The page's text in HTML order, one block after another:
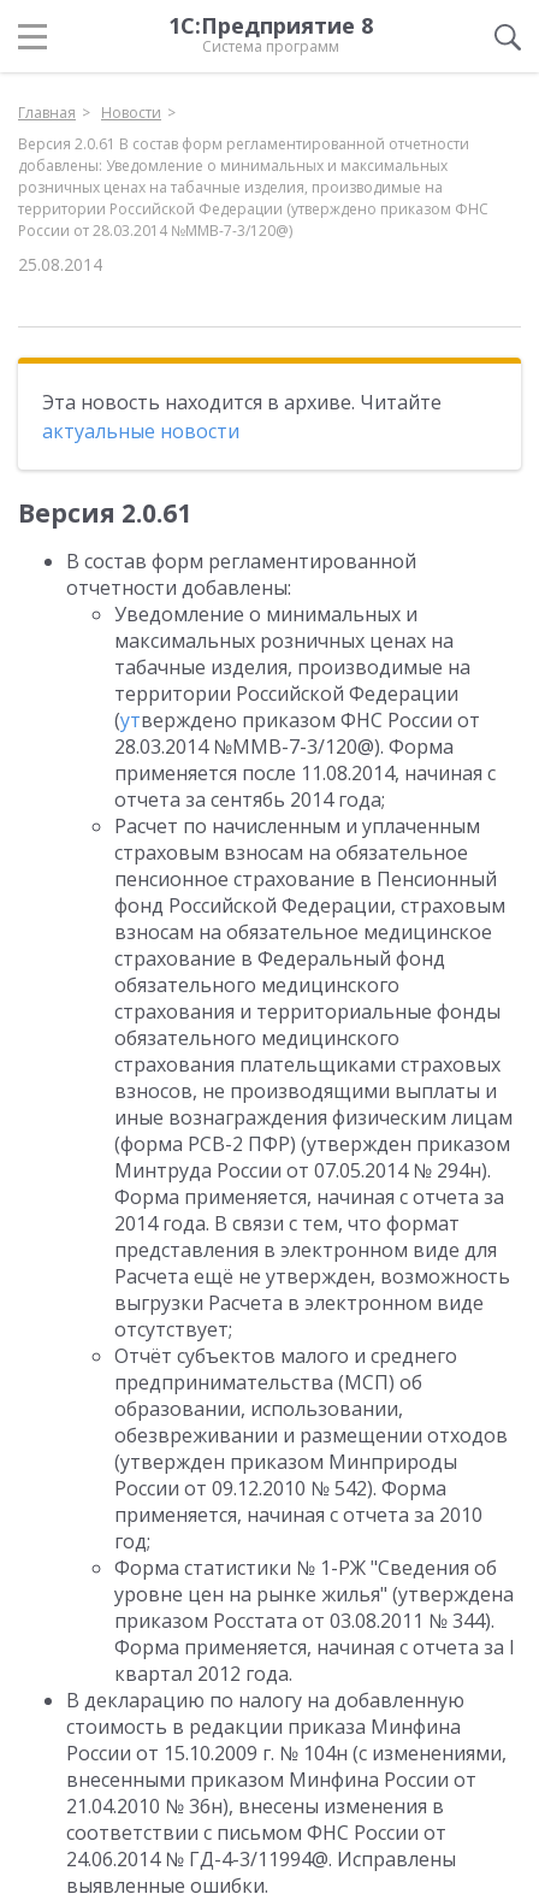
1С:Предприятие 8
Система программ
Главная
Новости
Версия 2.0.61 В состав форм регламентированной отчетности
добавлены: Уведомление о минимальных и максимальных
розничных ценах на табачные изделия, производимые на
территории Российской Федерации (утверждено приказом ФНС
России от 28.03.2014 №ММВ-7-3/120@)
25.08.2014
Эта новость находится в архиве. Читайте
актуальные новости
Версия 2.0.61
В состав форм регламентированной
отчетности добавлены:
Уведомление о минимальных и
максимальных розничных ценах на
табачные изделия, производимые на
территории Российской Федерации
(утверждено приказом ФНС России от
28.03.2014 №ММВ-7-3/120@). Форма
применяется после 11.08.2014, начиная с
отчета за сентябь 2014 года;
Расчет по начисленным и уплаченным
страховым взносам на обязательное
пенсионное страхование в Пенсионный
фонд Российской Федерации, страховым
взносам на обязательное медицинское
страхование в Федеральный фонд
обязательного медицинского
страхования и территориальные фонды
обязательного медицинского
страхования плательщиками страховых
взносов, не производящими выплаты и
иные вознаграждения физическим лицам
(форма РСВ-2 ПФР) (утвержден приказом
Минтруда России от 07.05.2014 № 294н).
Форма применяется, начиная с отчета за
2014 года. В связи с тем, что формат
представления в электронном виде для
Расчета ещё не утвержден, возможность
выгрузки Расчета в электронном виде
отсутствует;
Отчёт субъектов малого и среднего
предпринимательства (МСП) об
образовании, использовании,
обезвреживании и размещении отходов
(утвержден приказом Минприроды
России от 09.12.2010 № 542). Форма
применяется, начиная с отчета за 2010
год;
Форма статистики № 1-РЖ "Сведения об
уровне цен на рынке жилья" (утверждена
приказом Росстата от 03.08.2011 № 344).
Форма применяется, начиная с отчета за I
квартал 2012 года.
В декларацию по налогу на добавленную
стоимость в редакции приказа Минфина
России от 15.10.2009 г. № 104н (с изменениями,
внесенными приказом Минфина России от
21.04.2010 № 36н), внесены изменения в
соответствии с письмом ФНС России от
24.06.2014 № ГД-4-3/11994@. Исправлены
выявленные ошибки.